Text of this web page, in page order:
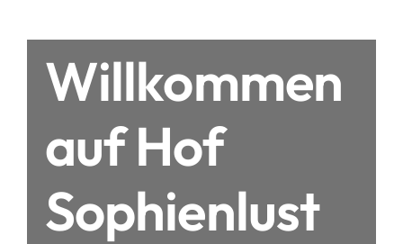
Willkommen
auf Hof
Sophienlust